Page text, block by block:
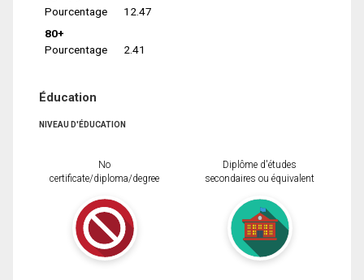
Pourcentage
12.47
80+
Pourcentage
2.41
Éducation
NIVEAU D'ÉDUCATION
No
certificate/diploma/degree
Diplôme d'études
secondaires ou équivalent